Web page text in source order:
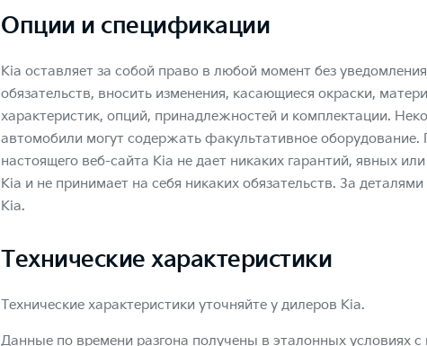
Опции и спецификации
Kia оставляет за собой право в любой момент без
обязательств, вносить изменения, касающиеся окраски,
характеристик, опций, принадлежностей и комплектации.
автомобили могут содержать факультативное оборудование.
настоящего веб-сайта Kia не дает никаких гарантий, явных
Kia и не принимает на себя никаких обязательств. За
Kia.
Технические характеристики
Технические характеристики уточняйте у дилеров Kia.
Данные по времени разгона получены в эталонных условиях